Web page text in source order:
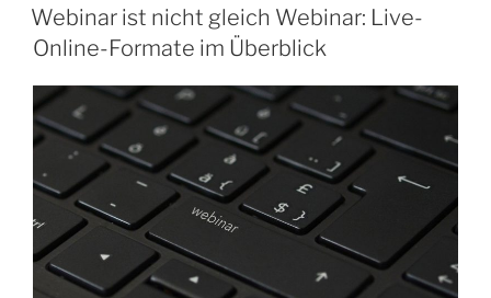
…“
ON
Webinar ist nicht gleich Webinar: Live-
Online-Formate im Überblick